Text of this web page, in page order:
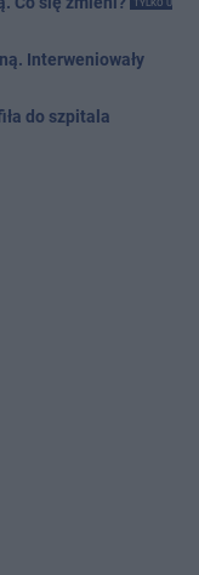
TYLKO U
Interweniowały
do szpitala